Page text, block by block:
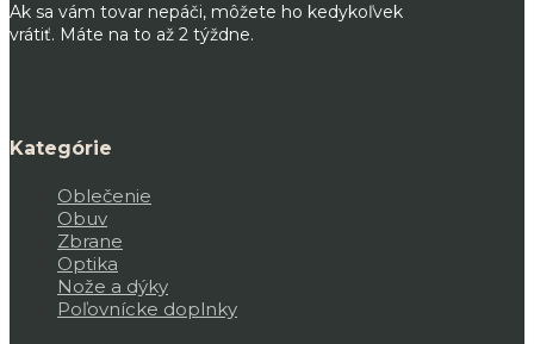
Ak sa vám tovar nepáči, môžete ho kedykoľvek
vrátiť. Máte na to až 2 týždne.
Kategórie
Oblečenie
Obuv
Zbrane
Optika
Nože a dýky
Poľovnícke doplnky